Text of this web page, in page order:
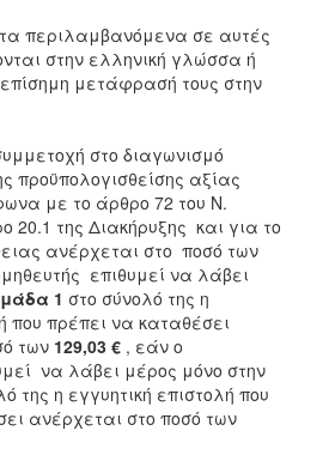
περιλαμβανόμενα σε αυτές
στην ελληνική γλώσσα ή
μετάφρασή τους στην
στο διαγωνισμό
προϋπολογισθείσης αξίας
με το άρθρο 72 του Ν.
20.1 της Διακήρυξης και για το
ανέρχεται στο ποσό των
επιθυμεί να λάβει
1 στο σύνολό της η
που πρέπει να καταθέσει
των 129,03 € , εάν ο
να λάβει μέρος μόνο στην
της η εγγυητική επιστολή που
ανέρχεται στο ποσό των